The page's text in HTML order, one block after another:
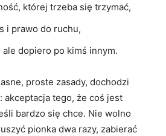
której trzeba się trzymać,
i prawo do ruchu,
ale dopiero po kimś innym.
proste zasady, dochodzi
akceptacja tego, że coś jest
bardzo się chce. Nie wolno
pionka dwa razy, zabierać